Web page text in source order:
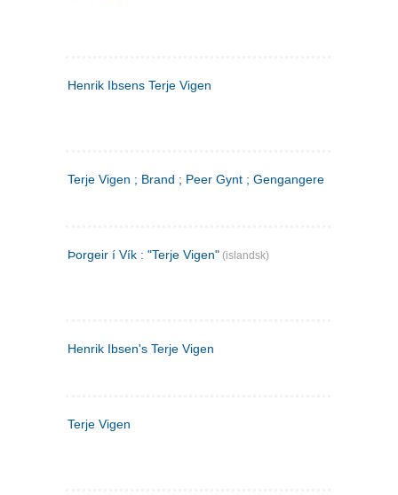
Henrik Ibsens Terje Vigen
Terje Vigen ; Brand ; Peer Gynt ; Gengangere
Þorgeir í Vík : "Terje Vigen" (islandsk)
Henrik Ibsen's Terje Vigen
Terje Vigen